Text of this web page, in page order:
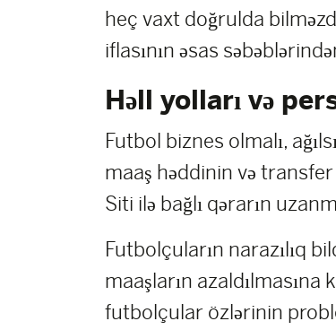
heç vaxt doğrulda
iflasının əsas
Həll yolları və
Futbol biznes olmalı,
maaş həddinin və transfer
Siti ilə bağlı qərarın
Futbolçuların narazılıq
maaşların azaldılmasına
futbolçular özlərinin